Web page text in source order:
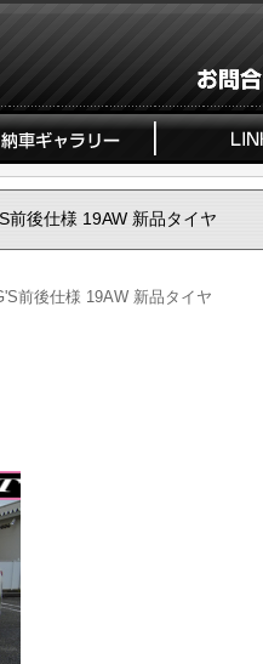
後仕様 19AW 新品タイヤ
前後仕様 19AW 新品タイヤ